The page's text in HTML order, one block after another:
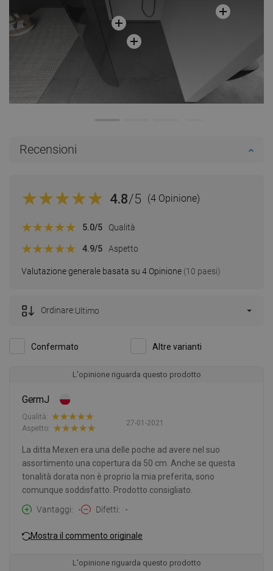
Recensioni
4.8/5 (4 Opinione)
Valutazione generale basata su 4 Opinione (10 paesi)
5.0/5 Qualità
4.9/5 Aspetto
Confermato Altre varianti
Ordinare:Ultimo
L'opinione riguarda questo prodotto
GermJ
27-01-2021
Qualità:
Aspetto:
La ditta Mexen era una delle poche ad avere nel suo
assortimento una copertura da 50 cm. Anche se questa
tonalità dorata non è proprio la mia preferita, sono
comunque soddisfatto. Prodotto consigliato.
Vantaggi
- Difetti -
Mostra il commento originale
L'opinione riguarda questo prodotto